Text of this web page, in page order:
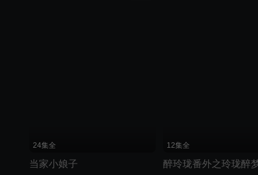
24集全
当家小娘子
12集全
醉玲珑番外之玲珑醉